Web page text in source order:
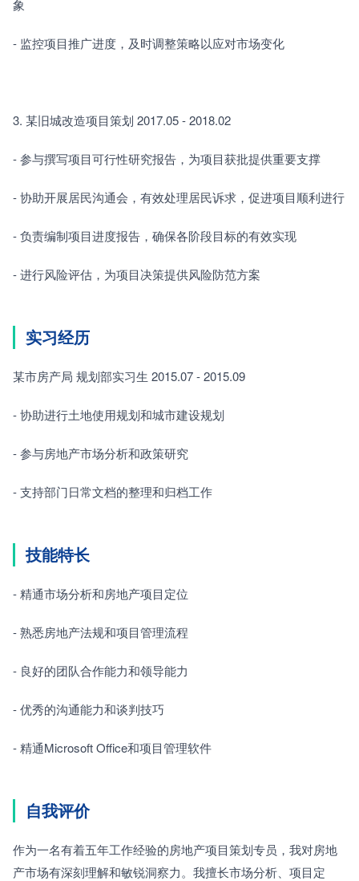
象
- 监控项目推广进度，及时调整策略以应对市场变化
3. 某旧城改造项目策划 2017.05 - 2018.02
- 参与撰写项目可行性研究报告，为项目获批提供重要支撑
- 协助开展居民沟通会，有效处理居民诉求，促进项目顺利进行
- 负责编制项目进度报告，确保各阶段目标的有效实现
- 进行风险评估，为项目决策提供风险防范方案
实习经历
某市房产局 规划部实习生 2015.07 - 2015.09
- 协助进行土地使用规划和城市建设规划
- 参与房地产市场分析和政策研究
- 支持部门日常文档的整理和归档工作
技能特长
- 精通市场分析和房地产项目定位
- 熟悉房地产法规和项目管理流程
- 良好的团队合作能力和领导能力
- 优秀的沟通能力和谈判技巧
- 精通Microsoft Office和项目管理软件
自我评价
作为一名有着五年工作经验的房地产项目策划专员，我对房地
产市场有深刻理解和敏锐洞察力。我擅长市场分析、项目定